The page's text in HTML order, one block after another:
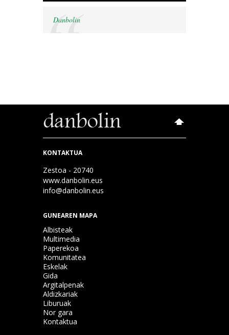
Danbolin
KONTAKTUA
Zestoa - 20740
www.danbolin.eus
info@danbolin.eus
GUNEAREN MAPA
Albisteak
Multimedia
Paperekoa
Komunitatea
Eskelak
Gida
Argitalpenak
Aldizkariak
Liburuak
Nor gara
Kontaktua